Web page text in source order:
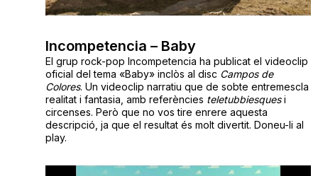
Incompetencia – Baby
El grup rock-pop Incompetencia ha publicat el videoclip
oficial del tema «Baby» inclòs al disc Campos de
Colores. Un videoclip narratiu que de sobte entremescla
realitat i fantasia, amb referències teletubbiesquesi
circenses. Però que no vos tire enrere aquesta
descripció, ja que el resultat és molt divertit. Doneu-li al
play.